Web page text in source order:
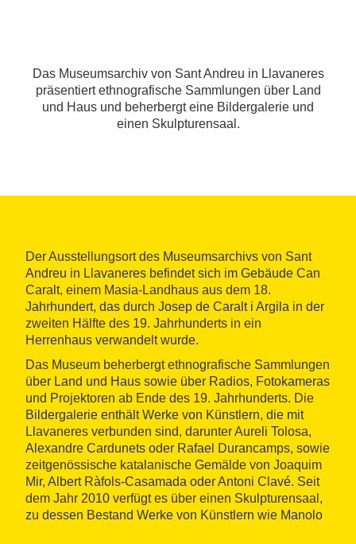
Das Museumsarchiv von Sant Andreu in Llavaneres
präsentiert ethnografische Sammlungen über Land
und Haus und beherbergt eine Bildergalerie und
einen Skulpturensaal.
Der Ausstellungsort des Museumsarchivs von Sant
Andreu in Llavaneres befindet sich im Gebäude Can
Caralt, einem Masia-Landhaus aus dem 18.
Jahrhundert, das durch Josep de Caralt i Argila in der
zweiten Hälfte des 19. Jahrhunderts in ein
Herrenhaus verwandelt wurde.
Das Museum beherbergt ethnografische Sammlungen
über Land und Haus sowie über Radios, Fotokameras
und Projektoren ab Ende des 19. Jahrhunderts. Die
Bildergalerie enthält Werke von Künstlern, die mit
Llavaneres verbunden sind, darunter Aureli Tolosa,
Alexandre Cardunets oder Rafael Durancamps, sowie
zeitgenössische katalanische Gemälde von Joaquim
Mir, Albert Ràfols-Casamada oder Antoni Clavé. Seit
dem Jahr 2010 verfügt es über einen Skulpturensaal,
zu dessen Bestand Werke von Künstlern wie Manolo